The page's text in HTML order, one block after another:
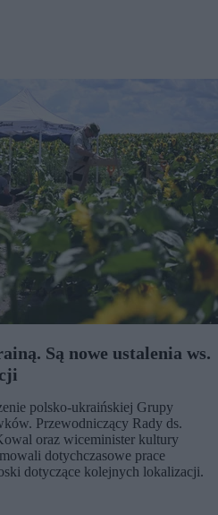
Są nowe ustalenia ws.
polsko-ukraińskiej Grupy
Przewodniczący Rady ds.
oraz wiceminister kultury
dotychczasowe prace
dotyczące kolejnych lokalizacji.